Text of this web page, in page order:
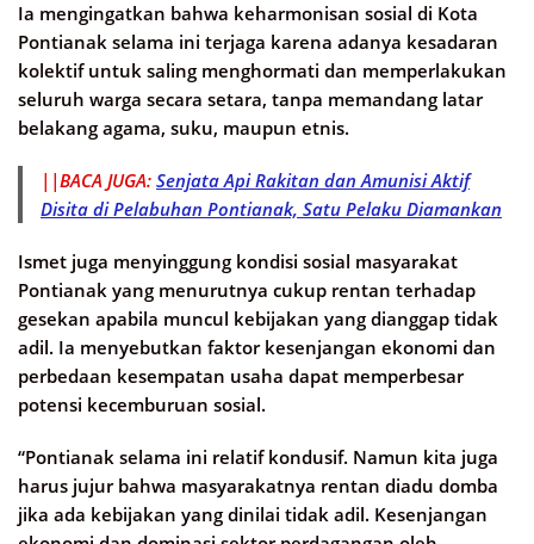
Ia mengingatkan bahwa keharmonisan sosial di Kota
Pontianak selama ini terjaga karena adanya kesadaran
kolektif untuk saling menghormati dan memperlakukan
seluruh warga secara setara, tanpa memandang latar
belakang agama, suku, maupun etnis.
||BACA JUGA: Senjata Api Rakitan dan Amunisi Aktif
Disita di Pelabuhan Pontianak, Satu Pelaku Diamankan
Ismet juga menyinggung kondisi sosial masyarakat
Pontianak yang menurutnya cukup rentan terhadap
gesekan apabila muncul kebijakan yang dianggap tidak
adil. Ia menyebutkan faktor kesenjangan ekonomi dan
perbedaan kesempatan usaha dapat memperbesar
potensi kecemburuan sosial.
“Pontianak selama ini relatif kondusif. Namun kita juga
harus jujur bahwa masyarakatnya rentan diadu domba
jika ada kebijakan yang dinilai tidak adil. Kesenjangan